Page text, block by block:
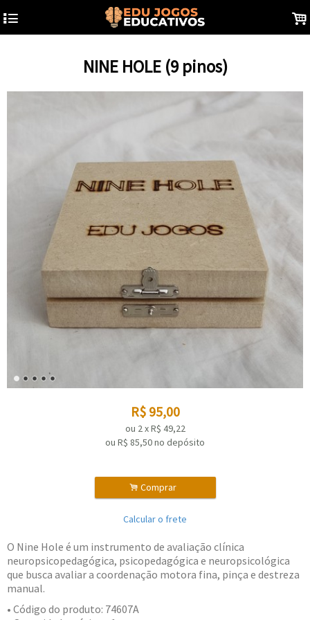
4 .
NINE HOLE (9 pinos)
R$ 95,00
ou 2xR$ 49,22
ou R$ 85,50no depósito
. Comprar
Calcular o frete
O Nine Hole é um instrumento de avaliação clínica
neuropsicopedagógica, psicopedagógica e neuropsicológica
que busca avaliar a coordenação motora fina, pinça e destreza
manual.
• Código do produto: 74607A